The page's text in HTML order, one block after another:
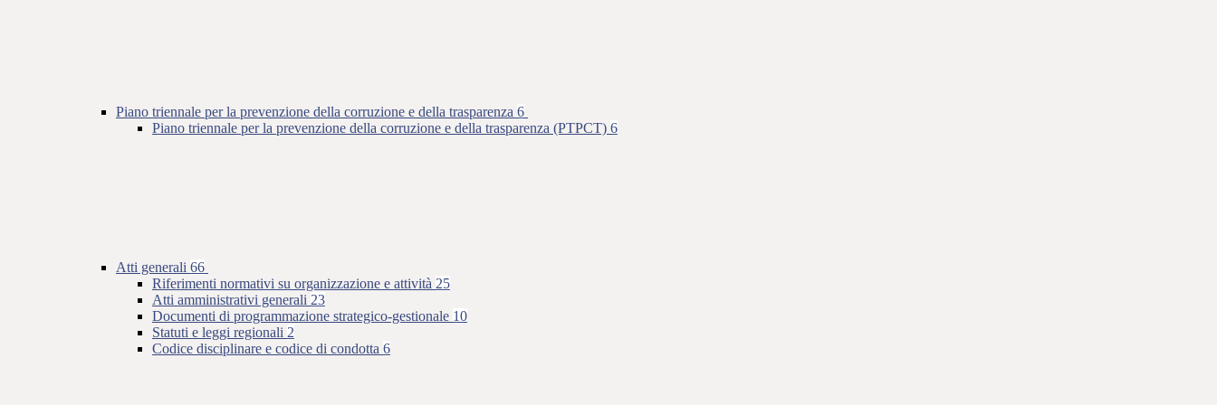
Piano triennale per la prevenzione della corruzione e della trasparenza 6
Piano triennale per la prevenzione della corruzione e della trasparenza (PTPCT) 6
Atti generali 66
Riferimenti normativi su organizzazione e attività 25
Atti amministrativi generali 23
Documenti di programmazione strategico-gestionale 10
Statuti e leggi regionali 2
Codice disciplinare e codice di condotta 6